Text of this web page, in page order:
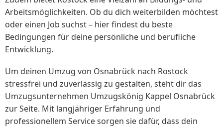
Arbeitsmöglichkeiten. Ob du dich weiterbilden möchtest
oder einen Job suchst – hier findest du beste
Bedingungen für deine persönliche und berufliche
Entwicklung.
Um deinen Umzug von Osnabrück nach Rostock
stressfrei und zuverlässig zu gestalten, steht dir das
Umzugsunternehmen Umzugskönig Kappel Osnabrück
zur Seite. Mit langjähriger Erfahrung und
professionellem Service sorgen sie dafür, dass dein